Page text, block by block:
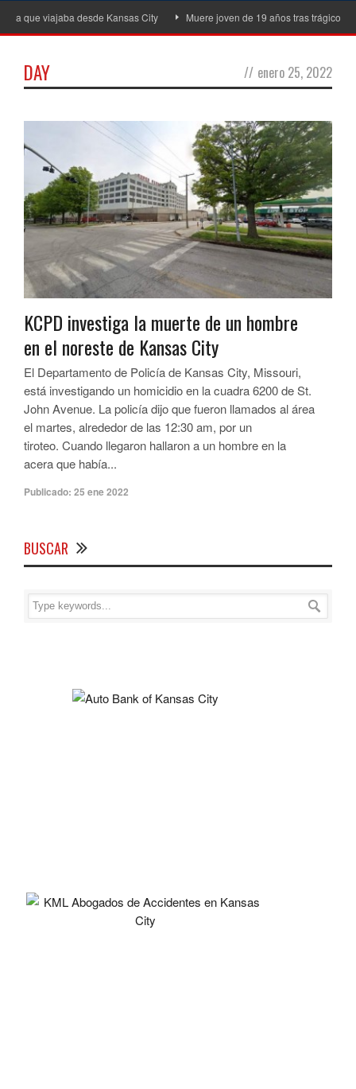
que viajaba desde Kansas City Muere joven de 19 años tras trágico
DAY // enero 25, 2022
KCPD investiga la muerte de un hombre
en el noreste de Kansas City
El Departamento de Policía de Kansas City, Missouri,
está investigando un homicidio en la cuadra 6200 de St.
John Avenue. La policía dijo que fueron llamados al área
el martes, alrededor de las 12:30 am, por un
tiroteo. Cuando llegaron hallaron a un hombre en la
acera que había...
Publicado: 25 ene 2022
BUSCAR